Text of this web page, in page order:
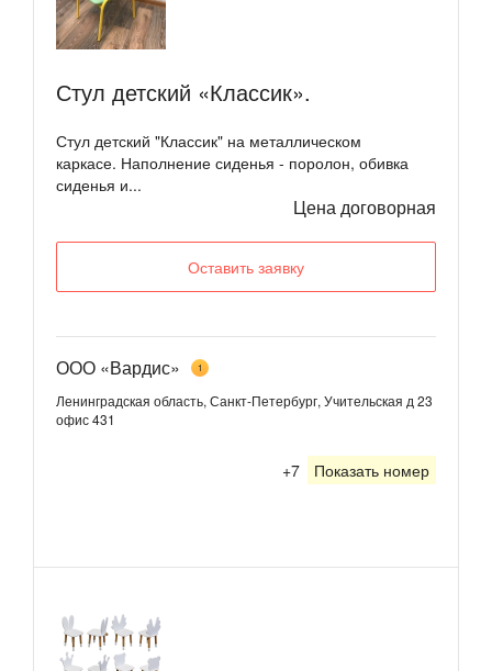
Стул детский «Классик».
Стул детский "Классик" на металлическом
каркасе. Наполнение сиденья - поролон, обивка
сиденья и...
Цена договорная
Оставить заявку
ООО «Вардис» 1
Ленинградская область, Санкт-Петербург, Учительская д 23
офис 431
+7 Показать номер